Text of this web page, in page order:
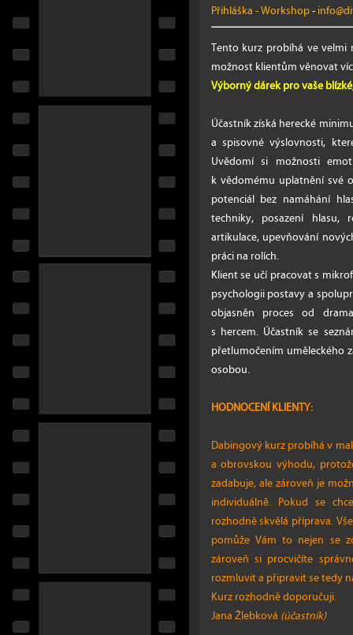
Přihláška - Workshop-
Tento kurz probíhá ve
možnost klientům věnovat
Výborný dárek pro vaše
Účastník získá herecké
a spisovné výslovnosti,
Uvědomí si možnosti
k vědomému uplatnění své
potenciál bez namáhání
techniky, posazení hlasu,
artikulace, upevňování
práci na rolích.
Klient se učí pracovat s
psychologii postavy a
objasněn proces od
s hercem. Účastník se
přetlumočením uměleckého
osobou.
HODNOCENÍ KLIENTY:
Dabingový kurz probíhá v
a obrovskou výhodu,
zadabuje, ale zároveň je
individuálně. Pokud se
rozhodně skvělá příprava.
pomůže Vám to nejen se
zároveň si procvičíte
rozmluvit a připravit se tedy
Kurz rozhodně doporučuji.
Jana Žlebková (účastník)